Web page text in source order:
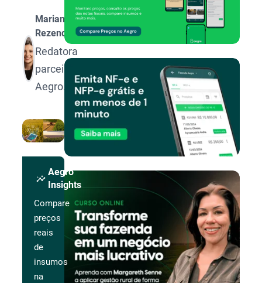
Mariana
Rezende
Redatora
parceira
Aegro.
insights
Aegro
Insights
Compare
preços
reais
de
insumos
na